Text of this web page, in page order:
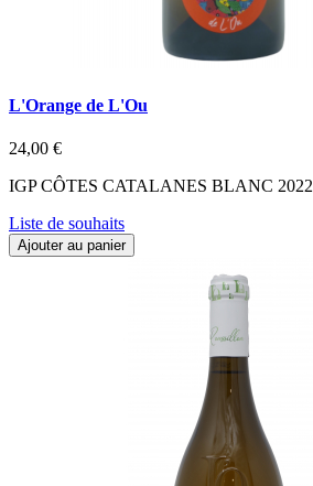
L'Orange de L'Ou
24,00 €
IGP CÔTES CATALANES BLANC 2022
Liste de souhaits
Ajouter au panier